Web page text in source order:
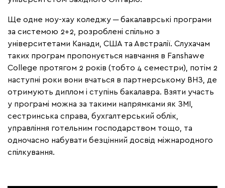
Ще одне ноу-хау коледжу ─ бакалаврські програми
за системою 2+2, розроблені спільно з
університетами Канади, США та Австралії. Слухачам
таких програм пропонується навчання в Fanshawe
College протягом 2 років (тобто 4 семестри), потім 2
наступні роки вони вчаться в партнерському ВНЗ, де
отримують диплом і ступінь бакалавра. Взяти участь
у програмі можна за такими напрямками як ЗМІ,
сестринська справа, бухгалтерський облік,
управління готельним господарством тощо, та
одночасно набувати безцінний досвід міжнародного
спілкування.